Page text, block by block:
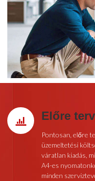
Előre
Pontosan, előre
üzemeltetési
váratlan kiadás,
A4-es
minden